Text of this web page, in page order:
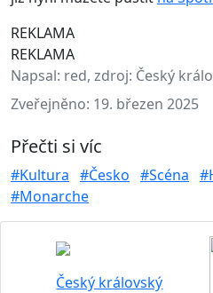
REKLAMA
REKLAMA
Napsal: red, zdroj: Český
Zveřejněno: 19. březen 2025
Přečti si víc
#Kultura #Česko #Scéna
#Monarche
Český královský